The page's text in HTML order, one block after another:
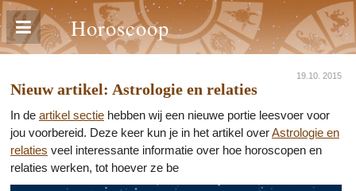
Horoscoop
19.10. 2015
Nieuw artikel: Astrologie en relaties
In de artikel sectie hebben wij een nieuwe portie leesvoer voor
jou voorbereid. Deze keer kun je in het artikel overAstrologie en
relaties veel interessante informatie over hoe horoscopen en
relaties werken, tot hoever ze be